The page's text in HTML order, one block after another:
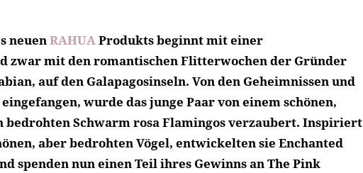
neuenRAHUAProdukts beginnt mit einer
zwar mit den romantischen Flitterwochen der Gründer
auf den Galapagosinseln. Von den Geheimnissen und
wurde das junge Paar von einem schönen,
bedrohten Schwarm rosa Flamingos verzaubert. Inspiriert
aber bedrohten Vögel, entwickelten sie Enchanted
spenden nun einen Teil ihres Gewinns an The Pink